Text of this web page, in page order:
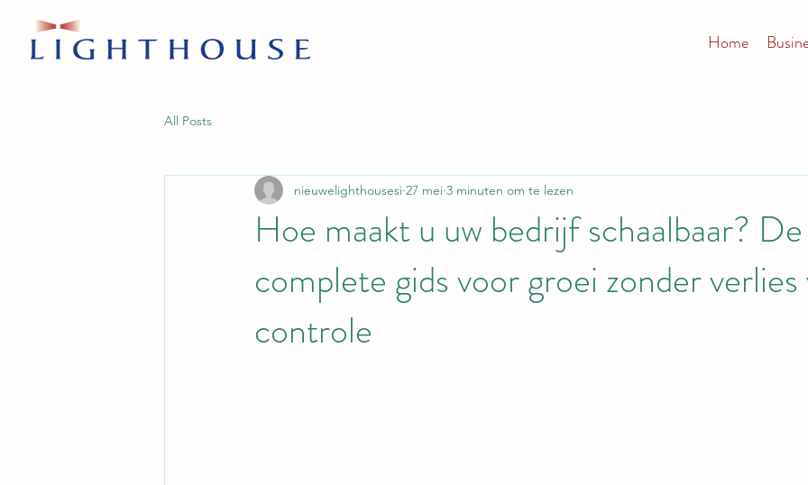
Home
All Posts
Hoe maakt u uw bedrijf schaalbaar? De
complete gids voor groei zonder verlies
controle
nieuwelighthousesi 27 mei 3 minuten om te lezen